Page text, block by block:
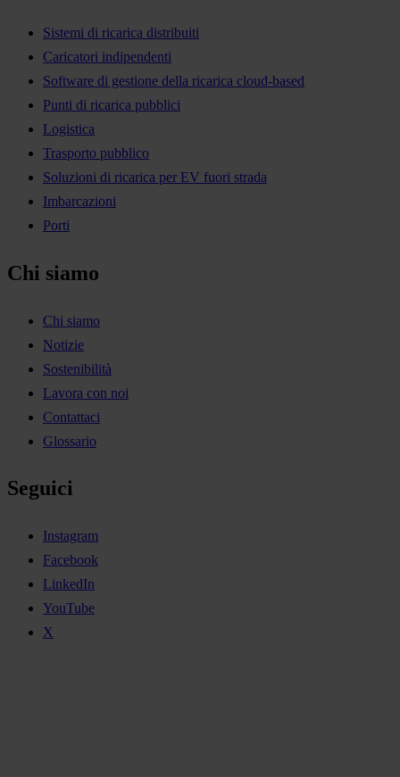
Sistemi di ricarica distribuiti
Caricatori indipendenti
Software di gestione della ricarica cloud-based
Punti di ricarica pubblici
Logistica
Trasporto pubblico
Soluzioni di ricarica per EV fuori strada
Imbarcazioni
Porti
Chi siamo
Chi siamo
Notizie
Sostenibilità
Lavora con noi
Contattaci
Glossario
Seguici
Instagram
Facebook
LinkedIn
YouTube
X